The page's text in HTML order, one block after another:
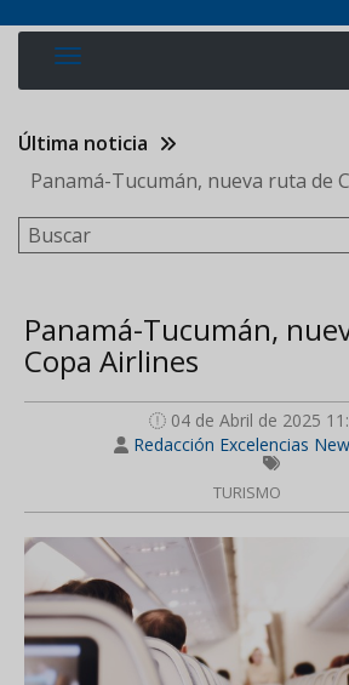
Última noticia
Panamá-Tucumán, nueva ruta de
Buscar
Panamá-Tucumán,
Copa Airlines
04 de Abril de 2025
Redacción Excelencias
TURISMO